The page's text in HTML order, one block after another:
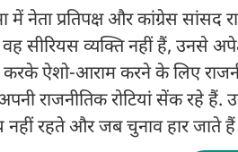
30 लाख रुपए
नेता प्रतिपक्ष और कांग्रेस सांसद
सीरियस व्यक्ति नहीं हैं, उनसे
करके ऐशो-आराम करने के लिए
राजनीतिक रोटियां सेंक रहे हैं.
नहीं रहते और जब चुनाव हार जाते